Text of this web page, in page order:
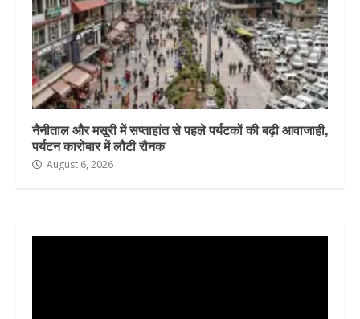
नैनीताल और मसूरी में सप्ताहांत से पहले पर्यटकों की बढ़ी आवाजाही,
पर्यटन कारोबार में लौटी रौनक
August 6, 2026